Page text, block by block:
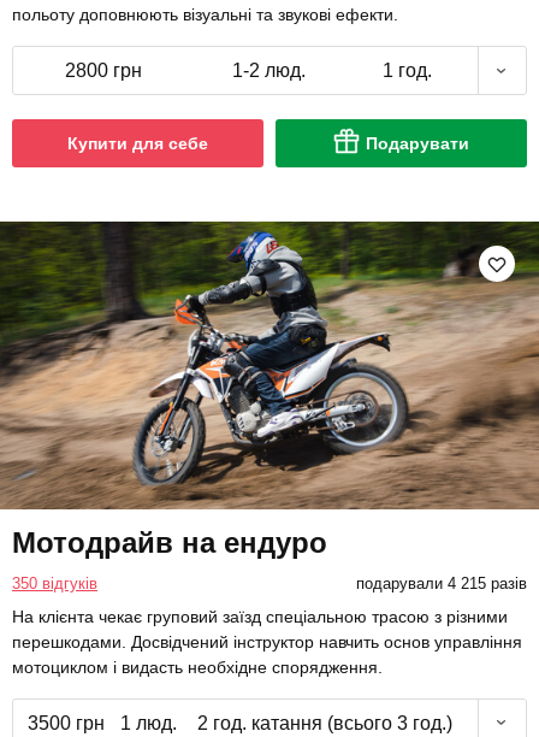
польоту доповнюють візуальні та звукові ефекти.
2800 грн 1-2 люд. 1 год.
Купити для себе Подарувати
Мотодрайв на ендуро
350 відгуків подарували 4 215 разів
На клієнта чекає груповий заїзд спеціальною трасою з різними
перешкодами. Досвідчений інструктор навчить основ управління
мотоциклом і видасть необхідне спорядження.
3500 грн 1 люд. 2 год. катання (всього 3 год.)